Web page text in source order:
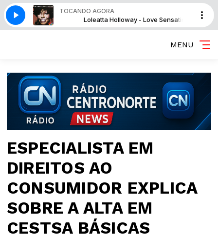
TOCANDO AGORA
Sensation Loleatta Holloway - Love Sensation
MENU
ESPECIALISTA EM
DIREITOS AO
CONSUMIDOR EXPLICA
SOBRE A ALTA EM
CESTSA BÁSICAS